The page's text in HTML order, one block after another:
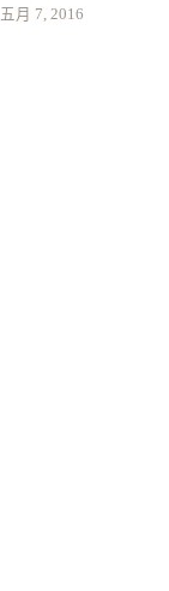
五月 7, 2016